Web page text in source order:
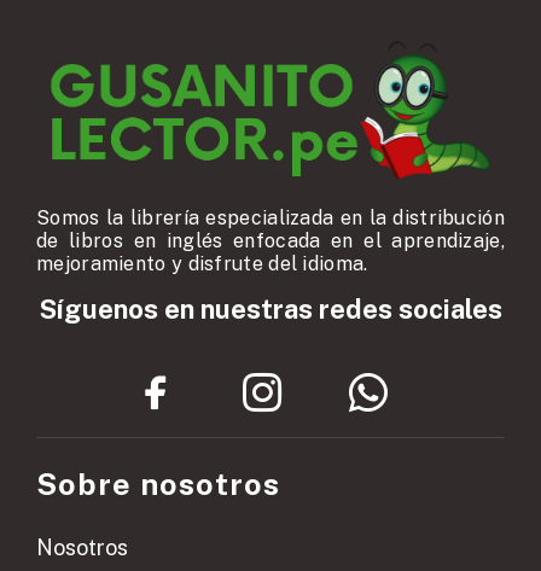
Somos la librería especializada en la distribución
de libros en inglés enfocada en el aprendizaje,
mejoramiento y disfrute del idioma.
Síguenos en nuestras redes sociales
Sobre nosotros
Nosotros